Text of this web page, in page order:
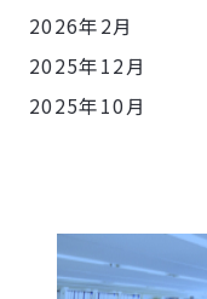
2026年2月
2025年12月
2025年10月